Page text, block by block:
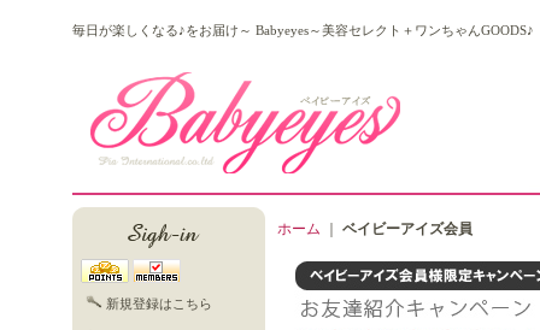
毎日が楽しくなる♪をお届け～ Babyeyes～美容セレクト＋ワンちゃんGOODS♪
新規登録はこちら
ホーム ベイビーアイズ会員